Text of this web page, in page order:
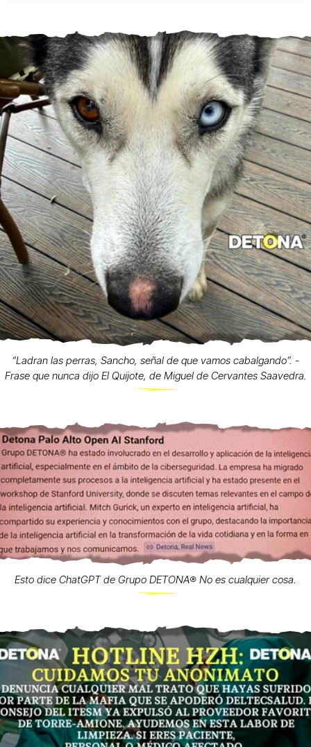
“Ladran las perras, Sancho, señal de que vamos cabalgando”. -
Frase que nunca dijo El Quijote, de Miguel de Cervantes Saavedra.
Esto dice ChatGPT de Grupo DETONA®️ No es cualquier cosa.